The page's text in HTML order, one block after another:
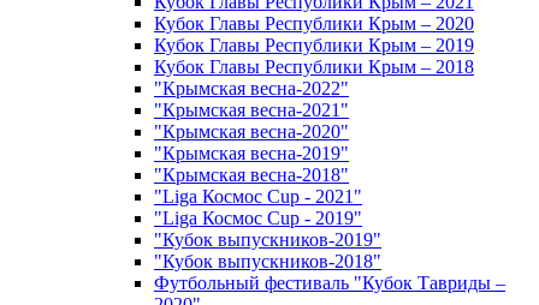
Кубок Главы Республики Крым – 2020
Кубок Главы Республики Крым – 2019
Кубок Главы Республики Крым – 2018
"Крымская весна-2022"
"Крымская весна-2021"
"Крымская весна-2020"
"Крымская весна-2019"
"Крымская весна-2018"
"Liga Космос Cup - 2021"
"Liga Космос Cup - 2019"
"Кубок выпускников-2019"
"Кубок выпускников-2018"
Футбольный фестиваль "Кубок Тавриды –